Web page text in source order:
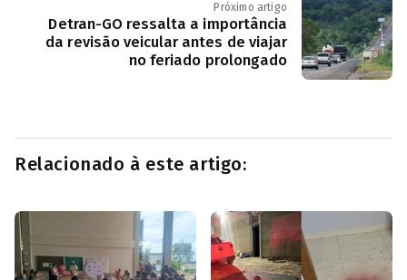
Próximo artigo
Detran-GO ressalta a importância
da revisão veicular antes de viajar
no feriado prolongado
Relacionado à este artigo: